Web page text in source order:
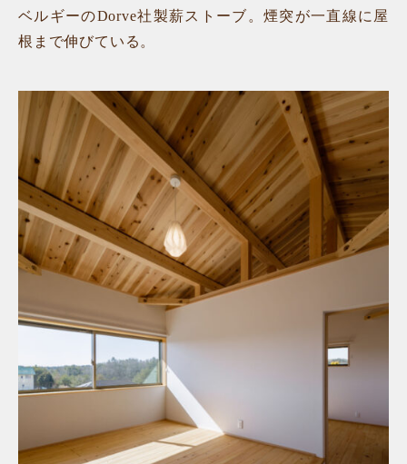
ベルギーのDorve社製薪ストーブ。煙突が一直線に屋
根まで伸びている。